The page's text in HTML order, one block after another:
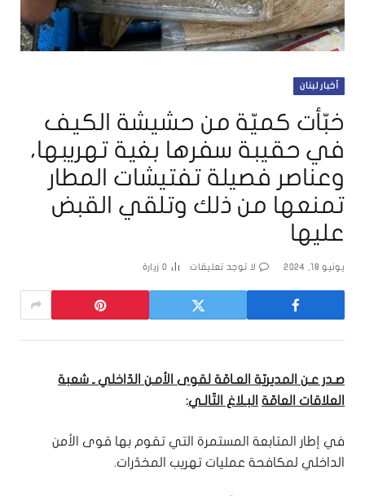
أخبار لبنان
خبّأت كميّة من حشيشة الكيف
في حقيبة سفرها بغية تهريبها،
وعناصر فصيلة تفتيشات المطار
تمنعها من ذلك وتلقي القبض
عليها
يونيو 18, 2024 لا توجد تعليقات 0 زيارة
صـدر عـن المديريّة العـامّة لقوى الأمـن الدّاخلي ـ شعبة
العلاقات العامّة البـلاغ التّالـي:
في إطار المتابعة المستمرة التي تقوم بها قوى الأمن
الداخلي لمكافحة عمليات تهريب المخدّرات.